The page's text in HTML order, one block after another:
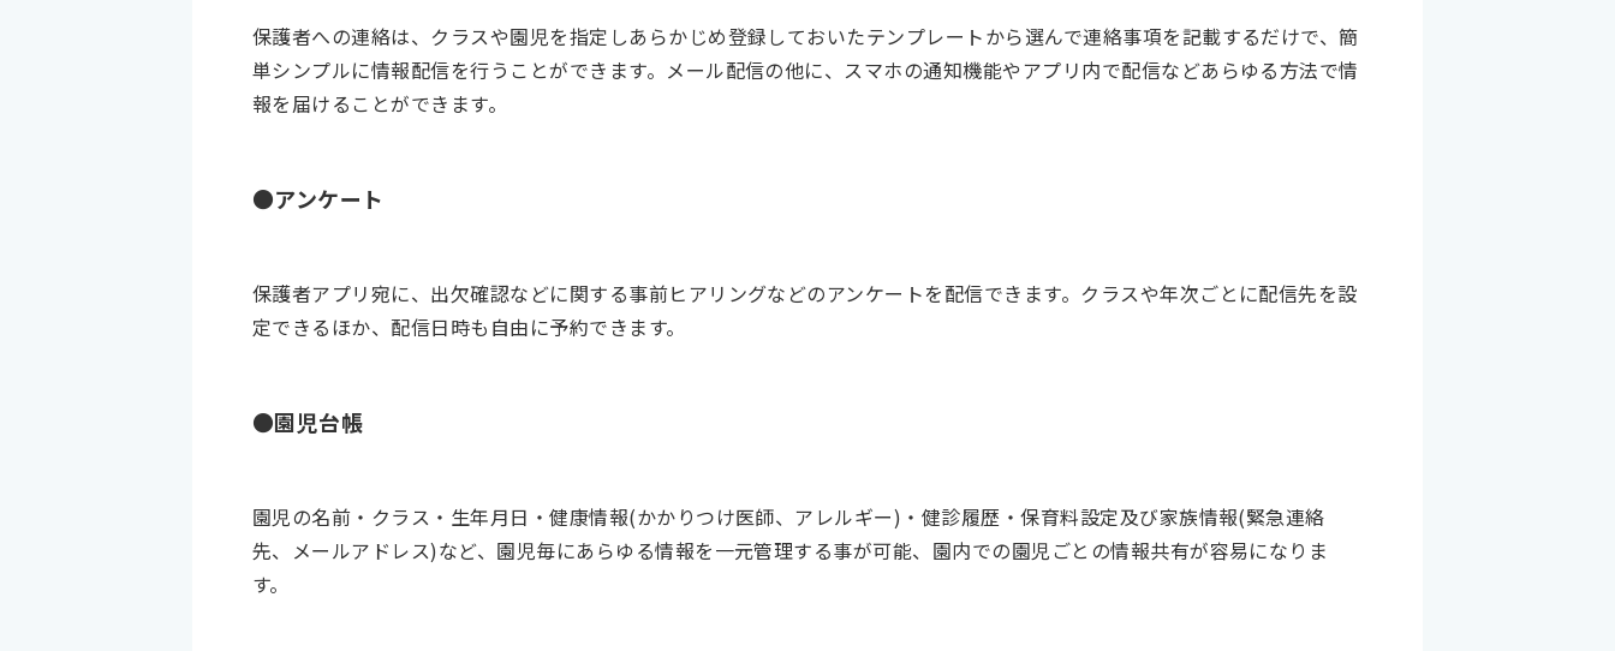
保護者への連絡は、クラスや園児を指定しあらかじめ登録しておいたテンプレートから選んで連絡事項を記載するだけで、簡
単シンプルに情報配信を行うことができます。メール配信の他に、スマホの通知機能やアプリ内で配信などあらゆる方法で情
報を届けることができます。
●アンケート
保護者アプリ宛に、出欠確認などに関する事前ヒアリングなどのアンケートを配信できます。クラスや年次ごとに配信先を設
定できるほか、配信日時も自由に予約できます。
●園児台帳
園児の名前・クラス・生年月日・健康情報(かかりつけ医師、アレルギー)・健診履歴・保育料設定及び家族情報(緊急連絡
先、メールアドレス)など、園児毎にあらゆる情報を一元管理する事が可能、園内での園児ごとの情報共有が容易になりま
す。